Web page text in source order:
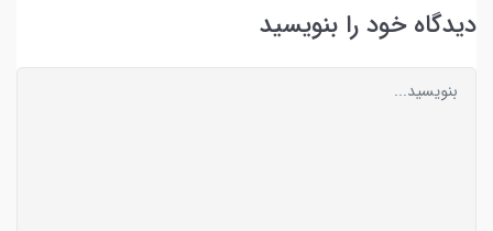
دیدگاه خود را بنویسید